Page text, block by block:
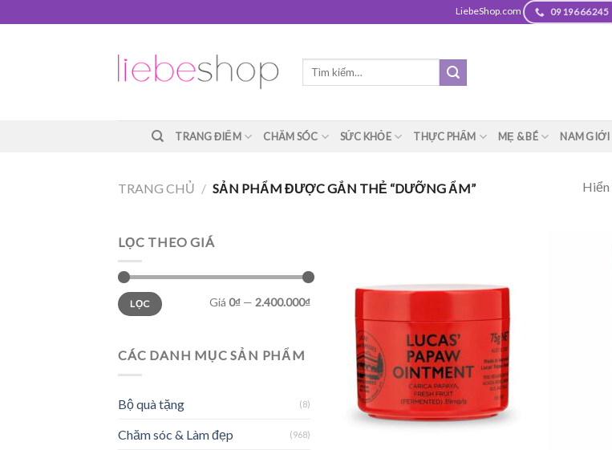
to
LiebeShop.com 0919666245
Tìm
TRANG ĐIỂM CHĂM SÓC SỨC KHỎE THỰC PHẨM MẸ & BÉ NAM GIỚI
TRANG CHỦ / SẢN PHẨM ĐƯỢC GẮN THẺ “DƯỠNG ẨM” Hiển
LỌC THEO GIÁ
LỌC Giá 0₫ — 2.400.000₫
CÁC DANH MỤC SẢN PHẨM
Bộ quà tặng (8)
Chăm sóc & Làm đẹp (968)